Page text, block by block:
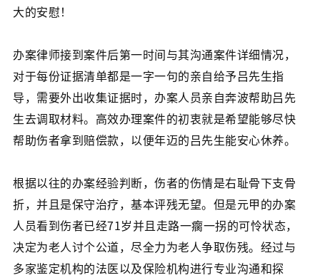
大的安慰！
办案律师接到案件后第一时间与其沟通案件详细情况，
对于每份证据清单都是一字一句的亲自给予吕先生指
导，需要外出收集证据时，办案人员亲自奔波帮助吕先
生去调取材料。高效办理案件的初衷就是希望能够尽快
帮助伤者拿到赔偿款，以便年迈的吕先生能安心休养。
根据以往的办案经验判断，伤者的伤情是右耻骨下支骨
折，并且是保守治疗，基本评残无望。但是元甲的办案
人员看到伤者已经71岁并且走路一瘸一拐的可怜状态，
决定为老人讨个公道，尽全力为老人争取伤残。经过与
多家鉴定机构的法医以及保险机构进行专业沟通和探